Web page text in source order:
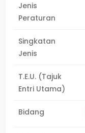
Jenis
Peraturan
Singkatan
Jenis
T.E.U. (Tajuk
Entri Utama)
Bidang